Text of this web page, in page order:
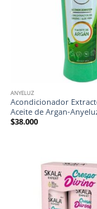
ANYELUZ
Acondicionador
Aceite de Argan-
$38.000